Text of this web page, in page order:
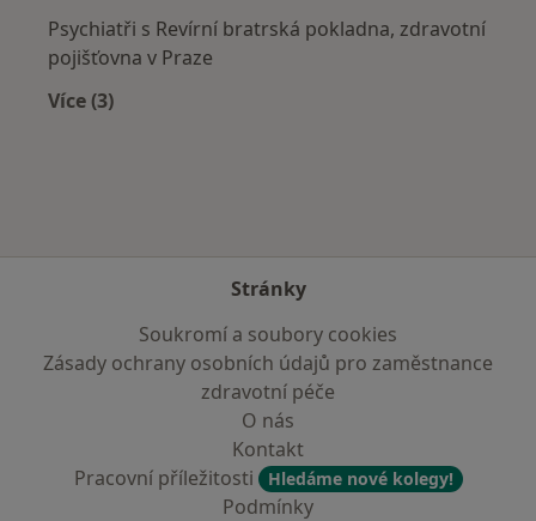
Psychiatři s Revírní bratrská pokladna, zdravotní
pojišťovna v Praze
Více (3)
Stránky
Soukromí a soubory cookies
Zásady ochrany osobních údajů pro zaměstnance
zdravotní péče
O nás
Kontakt
Pracovní příležitosti
Hledáme nové kolegy!
Podmínky